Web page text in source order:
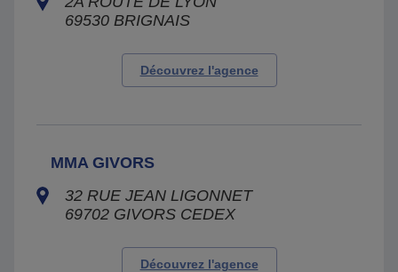
69530 BRIGNAIS
Découvrez l'agence
MMA GIVORS
32 RUE JEAN LIGONNET
69702 GIVORS CEDEX
Découvrez l'agence